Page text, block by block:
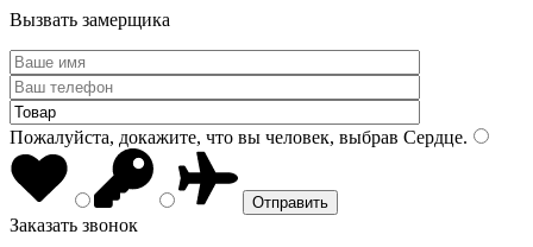
Вызвать замерщика
Пожалуйста, докажите, что вы человек, выбрав Сердце.
Заказать звонок